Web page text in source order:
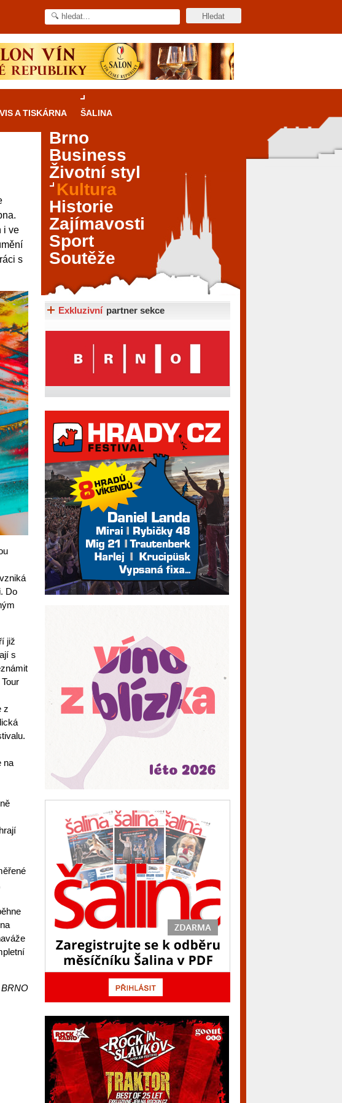
A TISKÁRNA ŠALINA
i ve
s
Do
již
s
z
na
Od
skvělé
také
Brno
Business
Životní styl
Kultura
Historie
Zajímavosti
Sport
Soutěže
Exkluzivní partner sekce